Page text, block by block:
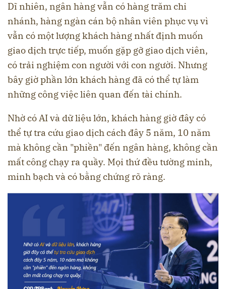
Dĩ nhiên, ngân hàng vẫn có hàng trăm chi
nhánh, hàng ngàn cán bộ nhân viên phục vụ vì
vẫn có một lượng khách hàng nhất định muốn
giao dịch trực tiếp, muốn gặp gỡ giao dịch viên,
có trải nghiệm con người với con người. Nhưng
bây giờ phần lớn khách hàng đã có thể tự làm
những công việc liên quan đến tài chính.
Nhờ có AI và dữ liệu lớn, khách hàng giờ đây có
thể tự tra cứu giao dịch cách đây 5 năm, 10 năm
mà không cần "phiền" đến ngân hàng, không cần
mất công chạy ra quầy. Mọi thứ đều tường minh,
minh bạch và có bằng chứng rõ ràng.